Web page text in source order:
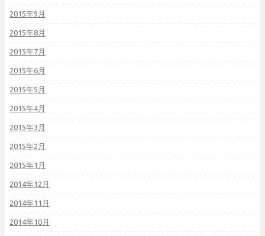
2015年9月
2015年8月
2015年7月
2015年6月
2015年5月
2015年4月
2015年3月
2015年2月
2015年1月
2014年12月
2014年11月
2014年10月